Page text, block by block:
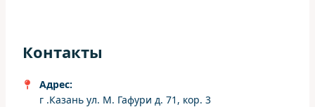
Контакты
Адрес:
г .Казань ул. М. Гафури д. 71, кор. 3